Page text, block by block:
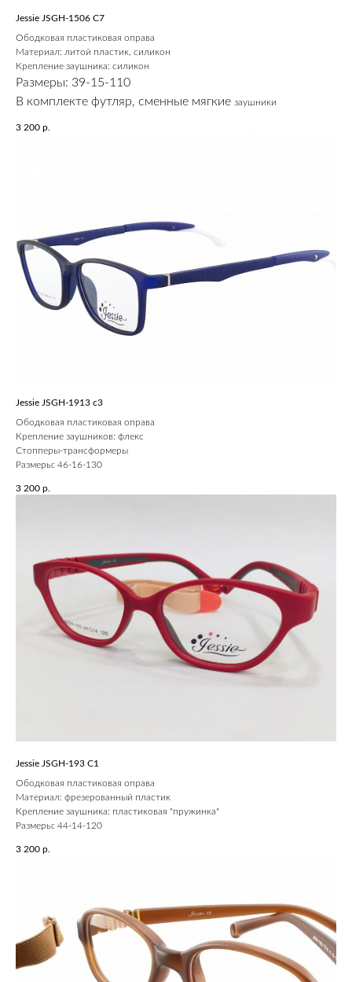
Jessie JSGH-1506 C7
Ободковая пластиковая оправа
Материал: литой пластик, силикон
Крепление заушника: силикон
Размеры: 39-15-110
В комплекте футляр, сменные мягкие заушники
3 200 р.
Jessie JSGH-1913 c3
Ободковая пластиковая оправа
Крепление заушников: флекс
Стопперы-трансформеры
Размеры: 46-16-130
3 200 р.
Jessie JSGH-193 C1
Ободковая пластиковая оправа
Материал: фрезерованный пластик
Крепление заушника: пластиковая "пружинка"
Размеры: 44-14-120
3 200 р.